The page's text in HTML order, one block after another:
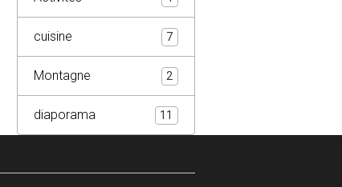
cuisine 7
Montagne 2
diaporama 11